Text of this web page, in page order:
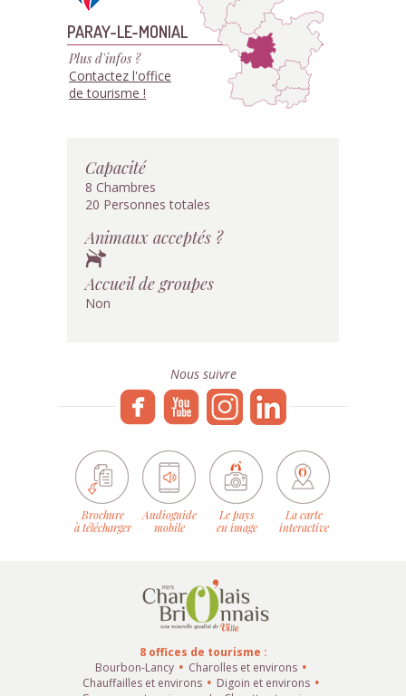
PARAY-LE-MONIAL
Plus d'infos ?
Contactez l'office
de tourisme !
Capacité
8 Chambres
20 Personnes totales
Animaux acceptés ?
Accueil de groupes
Non
Nous suivre
Brochure
à télécharger
Audioguide
mobile
Le pays
en image
La carte
interactive
8 offices de tourisme :
Bourbon-Lancy
Charolles et environs
Chauffailles et environs
Digoin et environs